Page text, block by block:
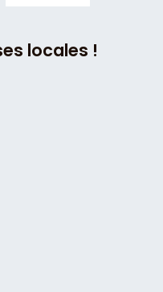
locales !